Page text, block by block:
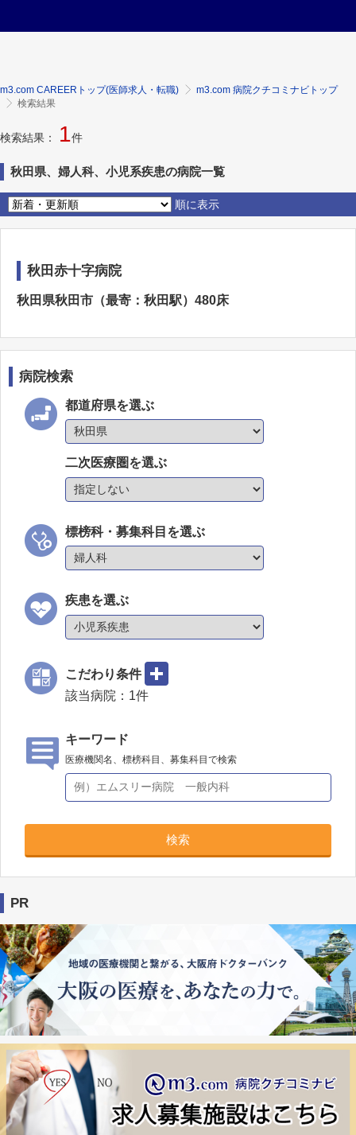
m3.com CAREERトップ(医師求人・転職)
m3.com 病院クチコミナビトップ
検索結果
検索結果： 1件
秋田県、婦人科、小児系疾患の病院一覧
順に表示
秋田赤十字病院
秋田県秋田市（最寄：秋田駅）480床
病院検索
都道府県を選ぶ
二次医療圏を選ぶ
標榜科・募集科目を選ぶ
疾患を選ぶ
こだわり条件
該当病院： 1件
キーワード
医療機関名、標榜科目、募集科目で検索
検索
PR